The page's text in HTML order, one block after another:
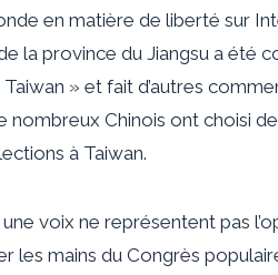
en matière de liberté sur
la province du Jiangsu a été
» et fait d’autres
nombreux Chinois ont choisi
à Taiwan.
voix ne représentent pas
les mains du Congrès